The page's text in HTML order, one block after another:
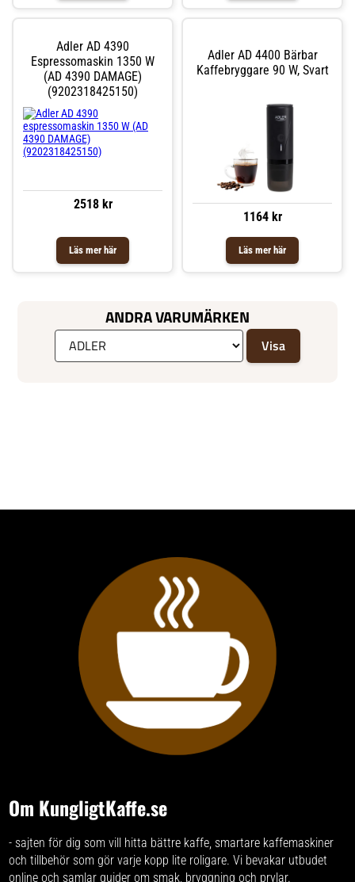
Adler AD 4390
Espressomaskin 1350 W
(AD 4390 DAMAGE)
(9202318425150)
2518 kr
Läs mer här
Adler AD 4400 Bärbar
Kaffebryggare 90 W, Svart
1164 kr
Läs mer här
ANDRA VARUMÄRKEN
Om KungligtKaffe.se
- sajten för dig som vill hitta bättre kaffe, smartare kaffemaskiner
och tillbehör som gör varje kopp lite roligare. Vi bevakar utbudet
online och samlar guider om smak, bryggning och prylar.